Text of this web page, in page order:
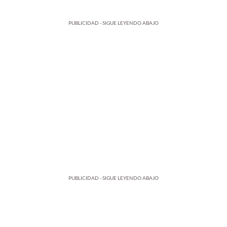
PUBLICIDAD - SIGUE LEYENDO ABAJO
PUBLICIDAD - SIGUE LEYENDO ABAJO